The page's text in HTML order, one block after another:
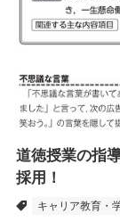
道徳授業の指
採用！
キャリア教育・